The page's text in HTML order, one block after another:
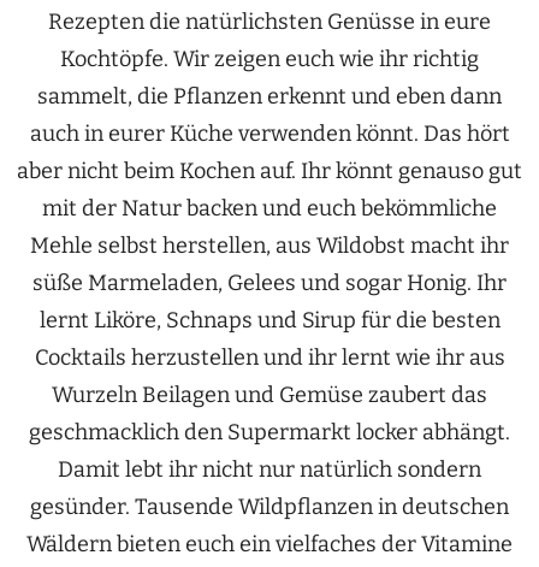
Rezepten die natürlichsten Genüsse in eure
Kochtöpfe. Wir zeigen euch wie ihr richtig
sammelt, die Pflanzen erkennt und eben dann
auch in eurer Küche verwenden könnt. Das hört
aber nicht beim Kochen auf. Ihr könnt genauso gut
mit der Natur backen und euch bekömmliche
Mehle selbst herstellen, aus Wildobst macht ihr
süße Marmeladen, Gelees und sogar Honig. Ihr
lernt Liköre, Schnaps und Sirup für die besten
Cocktails herzustellen und ihr lernt wie ihr aus
Wurzeln Beilagen und Gemüse zaubert das
geschmacklich den Supermarkt locker abhängt.
Damit lebt ihr nicht nur natürlich sondern
gesünder. Tausende Wildpflanzen in deutschen
Wäldern bieten euch ein vielfaches der Vitamine